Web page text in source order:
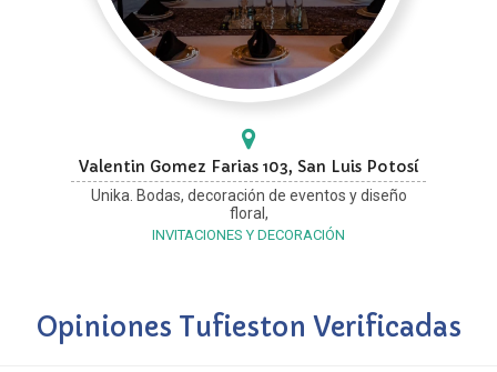
Valentin Gomez Farias 103, San Luis Potosí
Unika. Bodas, decoración de eventos y diseño
floral,
INVITACIONES Y DECORACIÓN
Opiniones Tufieston Verificadas